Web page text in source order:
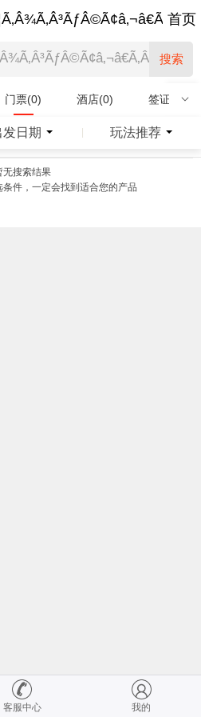
首页
搜索
门票(0) 酒店(0) 签证(0)
发日期 玩法推荐
无搜索结果
件，一定会找到适合您的产品
客服中心 我的